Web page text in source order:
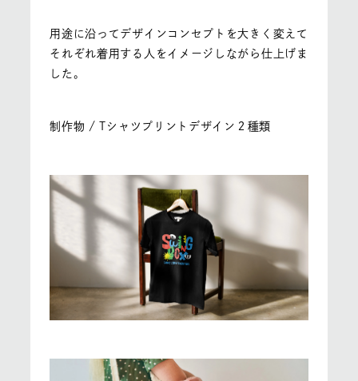
用途に沿ってデザインコンセプトを大きく変えて
それぞれ着用する人をイメージしながら仕上げま
した。
制作物 / Tシャツプリントデザイン２種類